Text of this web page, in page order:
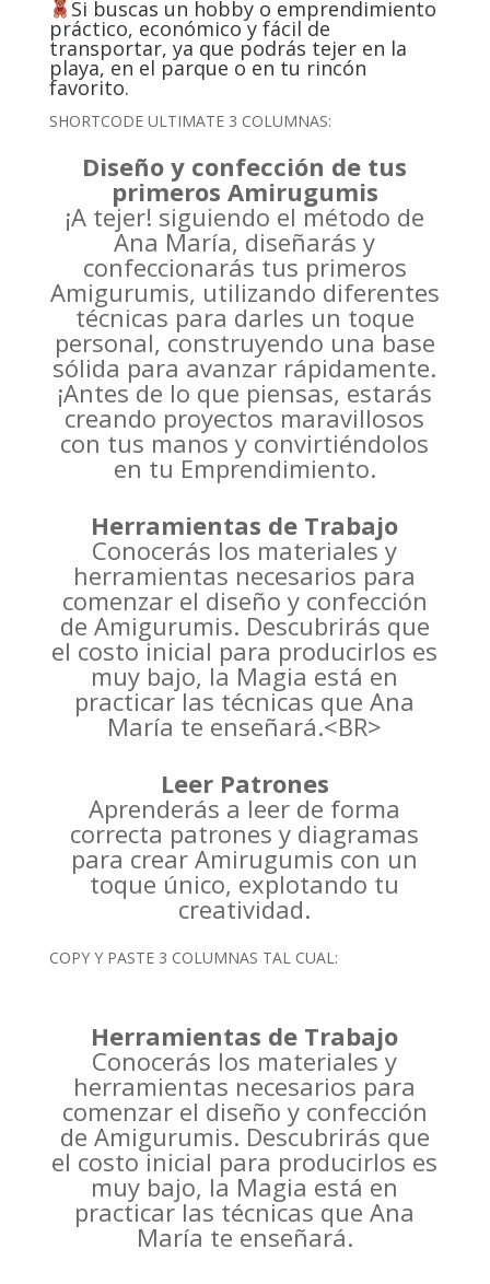
Si buscas un hobby o emprendimiento
práctico, económico y fácil de
transportar, ya que podrás tejer en la
playa, en el parque o en tu rincón
favorito.
SHORTCODE ULTIMATE 3 COLUMNAS:
Diseño y confección de tus
primeros Amirugumis
¡A tejer! siguiendo el método de
Ana María, diseñarás y
confeccionarás tus primeros
Amigurumis, utilizando diferentes
técnicas para darles un toque
personal, construyendo una base
sólida para avanzar rápidamente.
¡Antes de lo que piensas, estarás
creando proyectos maravillosos
con tus manos y convirtiéndolos
en tu Emprendimiento.
Herramientas de Trabajo
Conocerás los materiales y
herramientas necesarios para
comenzar el diseño y confección
de Amigurumis. Descubrirás que
el costo inicial para producirlos es
muy bajo, la Magia está en
practicar las técnicas que Ana
María te enseñará.<BR>
Leer Patrones
Aprenderás a leer de forma
correcta patrones y diagramas
para crear Amirugumis con un
toque único, explotando tu
creatividad.
COPY Y PASTE 3 COLUMNAS TAL CUAL:
Herramientas de Trabajo
Conocerás los materiales y
herramientas necesarios para
comenzar el diseño y confección
de Amigurumis. Descubrirás que
el costo inicial para producirlos es
muy bajo, la Magia está en
practicar las técnicas que Ana
María te enseñará.